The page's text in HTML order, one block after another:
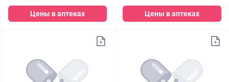
Цены в аптеках Цены в аптеках